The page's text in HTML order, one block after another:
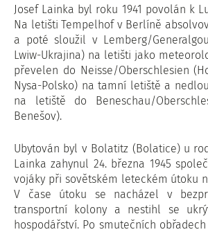
Josef Lainka byl roku 1941 povolán k
Na letišti Tempelhof v Berlíně
a poté sloužil v Lemberg/
Lwiw-Ukrajina) na letišti jako
převelen do Neisse/Oberschlesien
Nysa-Polsko) na tamní letiště a
na letiště do Beneschau/
Benešov).
Ubytován byl v Bolatitz (Bolatice) u
Lainka zahynul 24. března 1945
vojáky při sovětském leteckém útoku
V čase útoku se nacházel v
transportní kolony a nestihl se
hospodářství. Po smutečních